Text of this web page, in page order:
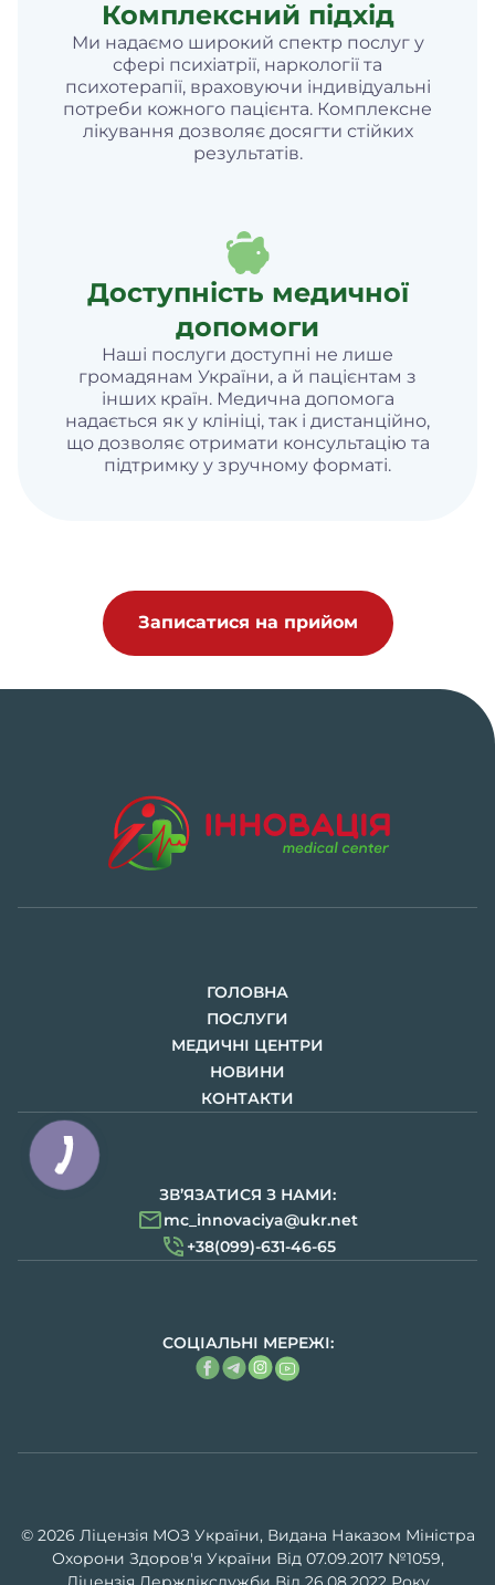
Комплексний підхід
Ми надаємо широкий спектр послуг у
сфері психіатрії, наркології та
психотерапії, враховуючи індивідуальні
потреби кожного пацієнта. Комплексне
лікування дозволяє досягти стійких
результатів.
Доступність медичної
допомоги
Наші послуги доступні не лише
громадянам України, а й пацієнтам з
інших країн. Медична допомога
надається як у клініці, так і дистанційно,
що дозволяє отримати консультацію та
підтримку у зручному форматі.
Записатися на прийом
ГОЛОВНА
ПОСЛУГИ
МЕДИЧНІ ЦЕНТРИ
НОВИНИ
КОНТАКТИ
ЗВ’ЯЗАТИСЯ З НАМИ:
mc_innovaciya@ukr.net
+38(099)-631-46-65
СОЦІАЛЬНІ МЕРЕЖІ:
© 2026 Ліцензія МОЗ України, Видана Наказом Міністра
Охорони Здоров'я України Від 07.09.2017 №1059,